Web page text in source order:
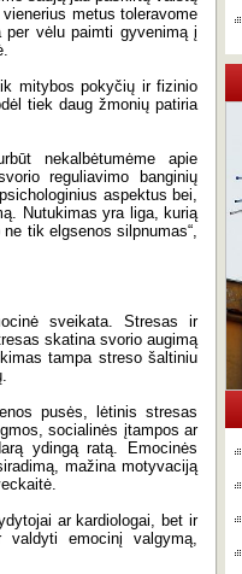
metus toleravome
vėlu paimti gyvenimą į
mitybos pokyčių ir fizinio
tiek daug žmonių patiria
nekalbėtumėme apie
reguliavimo banginių
aspektus bei,
Nutukimas yra liga, kurią
tik elgsenos silpnumas“,
sveikata. Stresas ir
skatina svorio augimą
tampa streso šaltiniu
pusės, lėtinis stresas
socialinės įtampos ar
ydingą ratą. Emocinės
mažina motyvaciją
ar kardiologai, bet ir
valdyti emocinį valgymą,